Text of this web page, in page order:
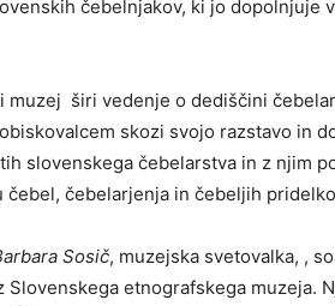
čebelnjakov, ki jo dopolnjuje
muzej širi vedenje o dediščini
skozi svojo razstavo in
slovenskega čebelarstva in z njim
čebel, čebelarjenja in čebeljih
Sosič, muzejska svetovalka, ,
Slovenskega etnografskega muzeja.